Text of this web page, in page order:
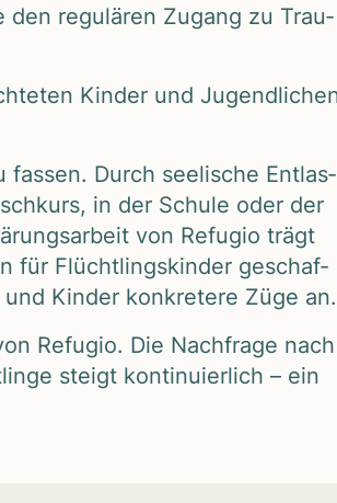
den regu­lä­ren Zugang zu Trau­
Kin­der und
fas­sen. Durch see­li­sche Ent­las­
in der Schule oder der
von Refu­gio trägt
für Flücht­lings­kin­der geschaf­
Kin­der kon­kre­tere Züge an.
Refu­gio. Die Nach­frage nach
steigt kon­ti­nu­ier­lich – ein